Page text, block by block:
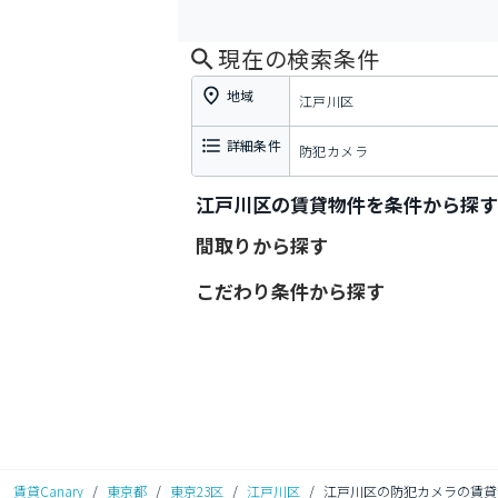
現在の検索条件
地域 江戸川区
詳細条件 防犯カメラ
江戸川区の賃貸物件を条件から探す
間取りから探す
こだわり条件から探す
賃貸Canary / 東京都 / 東京23区 / 江戸川区 / 江戸川区の防犯カメラの賃